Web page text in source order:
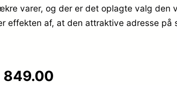
varer, og der er det oplagte valg den
af, at den attraktive adresse på
849.00